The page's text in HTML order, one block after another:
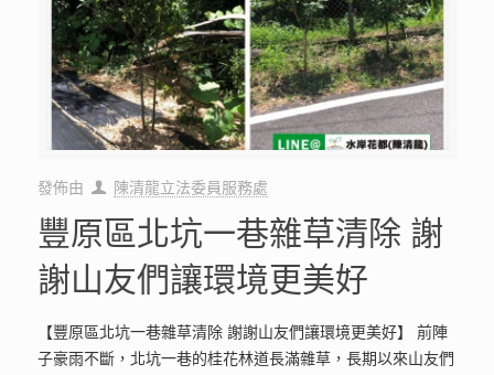
發佈由 陳清龍立法委員服務處
豐原區北坑一巷雜草清除 謝
謝山友們讓環境更美好
【豐原區北坑一巷雜草清除 謝謝山友們讓環境更美好】 前陣
子豪雨不斷，北坑一巷的桂花林道長滿雜草，長期以來山友們